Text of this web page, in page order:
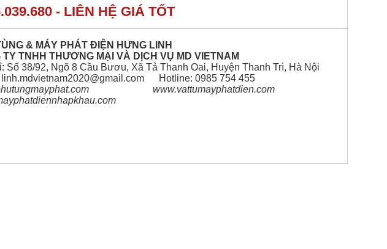
- LIÊN HỆ GIÁ TỐT
& MÁY PHÁT ĐIỆN HƯNG LINH
TY TNHH THƯƠNG MẠI VÀ DỊCH VỤ MD VIETNAM
Số 38/92, Ngõ 8 Cầu Bươu, Xã Tả Thanh Oai, Huyện Thanh Trì, Hà Nội
linh.mdvietnam2020@gmail.com Hotline: 0985 754 455
www.vattumayphatdien.com